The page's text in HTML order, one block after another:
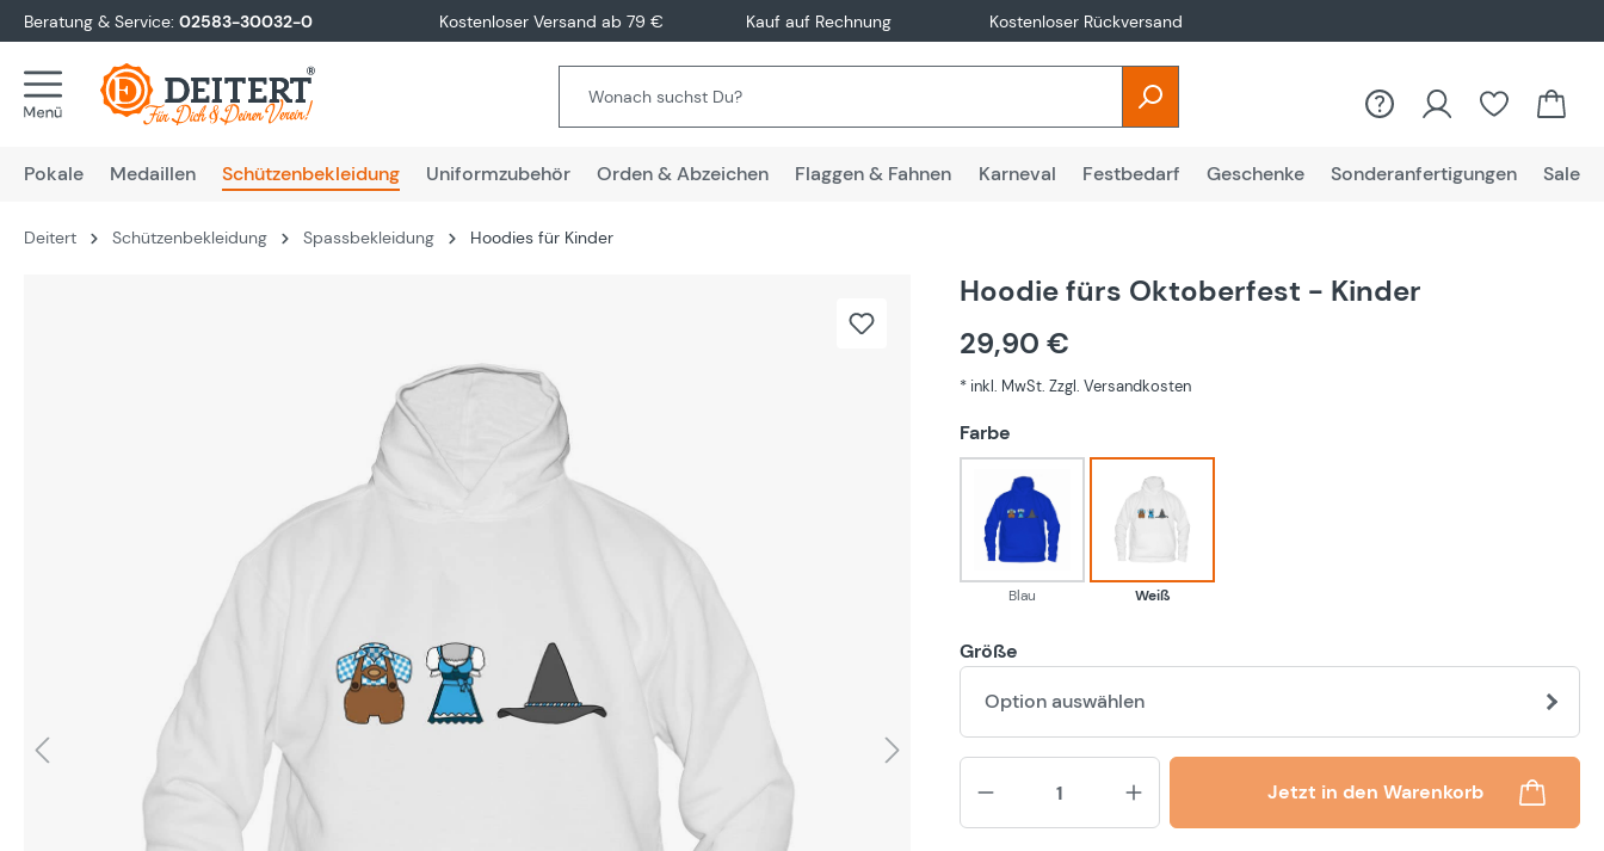
Zur Hauptnavigation springen
Beratung & Service: 02583-30032-0 Kostenloser Versand ab 79 € Kauf auf Rechnung Kostenloser Rückversand
Pokale Medaillen Schützenbekleidung Uniformzubehör Orden & Abzeichen Flaggen & Fahnen Karneval Festbedarf Geschenke Sonderanfertigungen Sale
Deitert Schützenbekleidung Spassbekleidung Hoodies für Kinder
Hoodie fürs Oktoberfest - Kinder
29,90 €
* inkl. MwSt. Zzgl. Versandkosten
Farbe
Blau
Blau
Weiß
Weiß
Größe
Option auswählen
Produkt Anzahl: Gib den
Jetzt in den Warenkorb